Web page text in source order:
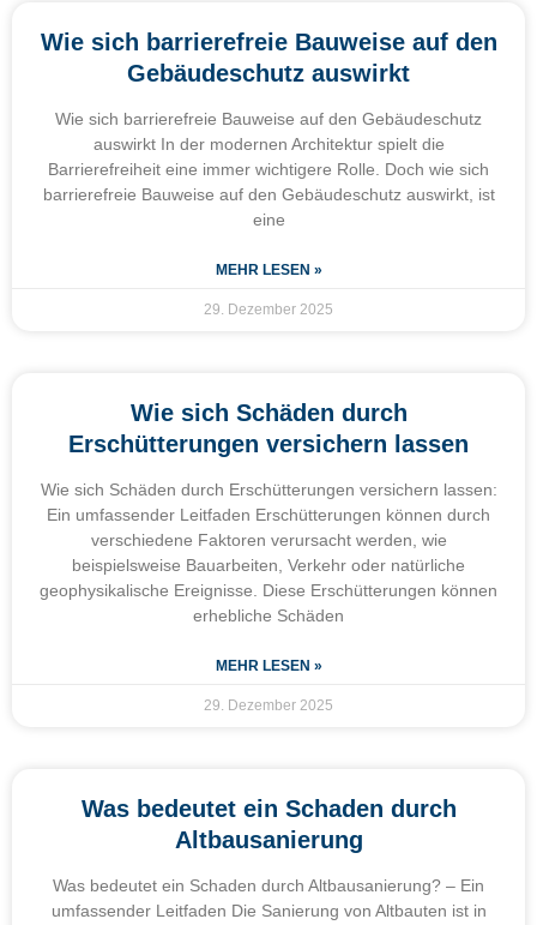
Wie sich barrierefreie Bauweise auf den
Gebäudeschutz auswirkt
Wie sich barrierefreie Bauweise auf den Gebäudeschutz
auswirkt In der modernen Architektur spielt die
Barrierefreiheit eine immer wichtigere Rolle. Doch wie sich
barrierefreie Bauweise auf den Gebäudeschutz auswirkt, ist
eine
MEHR LESEN »
29. Dezember 2025
Wie sich Schäden durch
Erschütterungen versichern lassen
Wie sich Schäden durch Erschütterungen versichern lassen:
Ein umfassender Leitfaden Erschütterungen können durch
verschiedene Faktoren verursacht werden, wie
beispielsweise Bauarbeiten, Verkehr oder natürliche
geophysikalische Ereignisse. Diese Erschütterungen können
erhebliche Schäden
MEHR LESEN »
29. Dezember 2025
Was bedeutet ein Schaden durch
Altbausanierung
Was bedeutet ein Schaden durch Altbausanierung? – Ein
umfassender Leitfaden Die Sanierung von Altbauten ist in